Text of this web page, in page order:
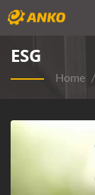
ESG
Home /